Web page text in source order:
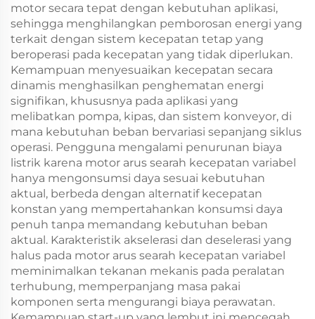
motor secara tepat dengan kebutuhan aplikasi,
sehingga menghilangkan pemborosan energi yang
terkait dengan sistem kecepatan tetap yang
beroperasi pada kecepatan yang tidak diperlukan.
Kemampuan menyesuaikan kecepatan secara
dinamis menghasilkan penghematan energi
signifikan, khususnya pada aplikasi yang
melibatkan pompa, kipas, dan sistem konveyor, di
mana kebutuhan beban bervariasi sepanjang siklus
operasi. Pengguna mengalami penurunan biaya
listrik karena motor arus searah kecepatan variabel
hanya mengonsumsi daya sesuai kebutuhan
aktual, berbeda dengan alternatif kecepatan
konstan yang mempertahankan konsumsi daya
penuh tanpa memandang kebutuhan beban
aktual. Karakteristik akselerasi dan deselerasi yang
halus pada motor arus searah kecepatan variabel
meminimalkan tekanan mekanis pada peralatan
terhubung, memperpanjang masa pakai
komponen serta mengurangi biaya perawatan.